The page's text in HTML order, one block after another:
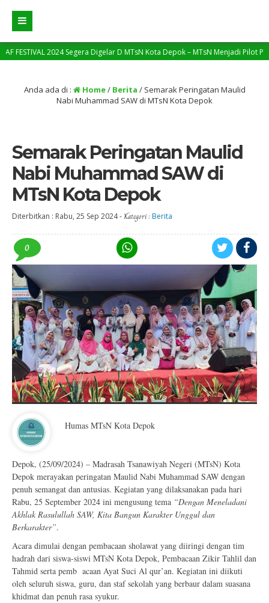
D MTsN Kota Depok – MTsN Menjadi Pilot Project dalam Pencanangan
Anda ada di : Home/ Berita / Semarak Peringatan Maulid
Nabi Muhammad SAW di MTsN Kota Depok
Semarak Peringatan Maulid
Nabi Muhammad SAW di
MTsN Kota Depok
Diterbitkan : Rabu, 25 Sep 2024-Kategori : Berita
0
Humas MTsN Kota Depok
Depok, (25/09/2024) – Madrasah Tsanawiyah Negeri (MTsN) Kota
Depok merayakan peringatan Maulid Nabi Muhammad SAW dengan
penuh semangat dan antusias. Kegiatan yang dilaksanakan pada hari
Rabu, 25 September 2024 ini mengusung tema “Dengan Meneladani
Akhlak Rasulullah SAW, Kita Bangun Karakter Unggul dan
Berkarakter”.
Acara dimulai dengan pembacaan sholawat yang diiringi dengan tim
hadrah dari siswa-siswi MTsN Kota Depok, Pembacaan Zikir Tahlil dan
Tahmid serta pemb acaan Ayat Suci Al qur’an. Kegiatan ini diikuti
oleh seluruh siswa, guru, dan staf sekolah yang berbaur dalam suasana
khidmat dan penuh rasa syukur.